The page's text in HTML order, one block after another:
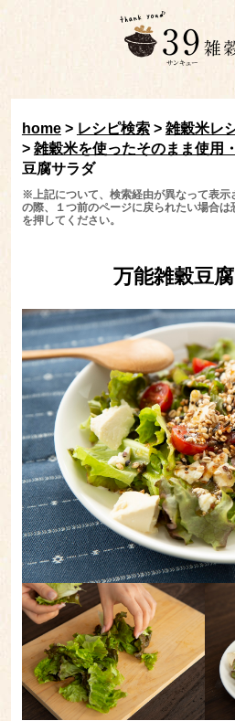
home> レシピ検索> 雑穀米レ
> 雑穀米を使ったそのまま使用
豆腐サラダ
※上記について、検索経由が異なって表示
の際、１つ前のページに戻られたい場合
を押してください。
万能雑穀豆